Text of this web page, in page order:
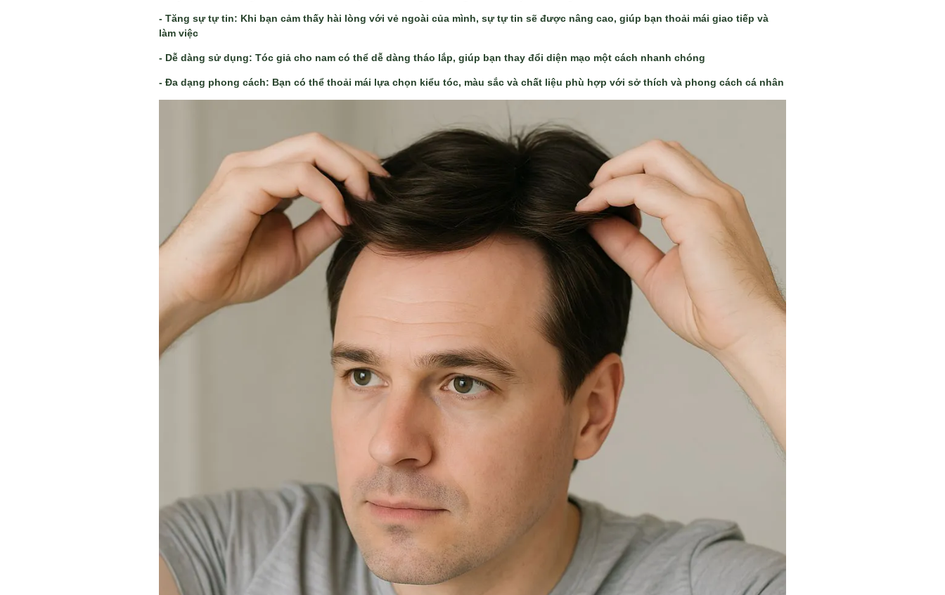
- Tăng sự tự tin: Khi bạn cảm thấy hài lòng với vẻ ngoài của mình, sự tự tin sẽ được nâng cao, giúp bạn thoải mái giao tiếp và
làm việc
- Dễ dàng sử dụng: Tóc giả cho nam có thể dễ dàng tháo lắp, giúp bạn thay đổi diện mạo một cách nhanh chóng
- Đa dạng phong cách: Bạn có thể thoải mái lựa chọn kiểu tóc, màu sắc và chất liệu phù hợp với sở thích và phong cách cá nhân